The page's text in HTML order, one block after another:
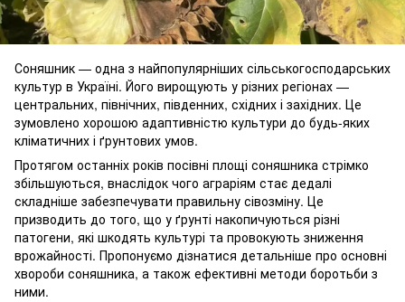
Соняшник — одна з найпопулярніших сільськогосподарських
культур в Україні. Його вирощують у різних регіонах —
центральних, північних, південних, східних і західних. Це
зумовлено хорошою адаптивністю культури до будь-яких
кліматичних і ґрунтових умов.
Протягом останніх років посівні площі соняшника стрімко
збільшуються, внаслідок чого аграріям стає дедалі
складніше забезпечувати правильну сівозміну. Це
призводить до того, що у ґрунті накопичуються різні
патогени, які шкодять культурі та провокують зниження
врожайності. Пропонуємо дізнатися детальніше про основні
хвороби соняшника, а також ефективні методи боротьби з
ними.